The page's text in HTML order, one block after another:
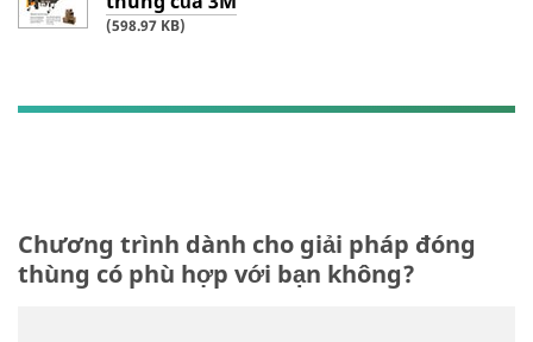
(598.97 KB)
Chương trình dành cho giải pháp đóng
thùng có phù hợp với bạn không?